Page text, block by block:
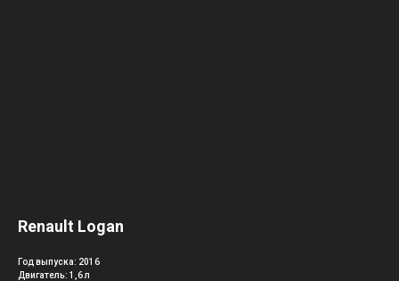
Renault Logan
Год выпуска: 2016
Двигатель: 1,6 л